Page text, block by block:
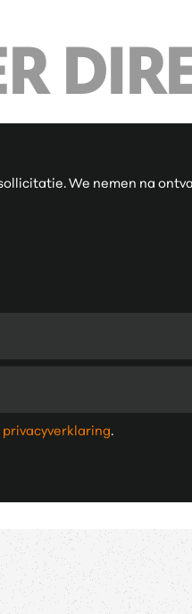
We nemen na
privacyverklaring.